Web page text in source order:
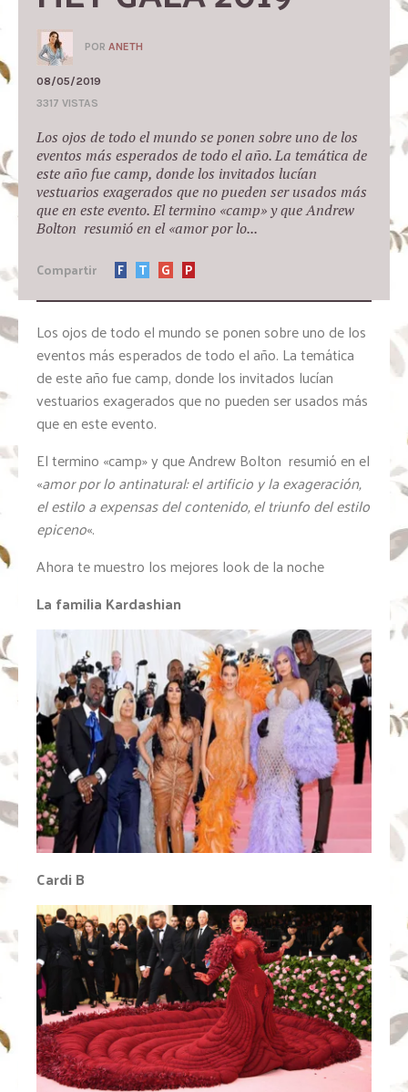
POR ANETH
08/05/2019
3317 VISTAS
Los ojos de todo el mundo se ponen sobre uno de los
eventos más esperados de todo el año. La temática de
este año fue camp, donde los invitados lucían
vestuarios exagerados que no pueden ser usados más
que en este evento. El termino «camp» y que Andrew
Bolton resumió en el «amor por lo...
Compartir F T G P
Los ojos de todo el mundo se ponen sobre uno de los
eventos más esperados de todo el año. La temática
de este año fue camp, donde los invitados lucían
vestuarios exagerados que no pueden ser usados más
que en este evento.
El termino «camp» y que Andrew Bolton resumió en el
«amor por lo antinatural: el artificio y la exageración,
el estilo a expensas del contenido, el triunfo del estilo
epiceno«.
Ahora te muestro los mejores look de la noche
La familia Kardashian
Cardi B